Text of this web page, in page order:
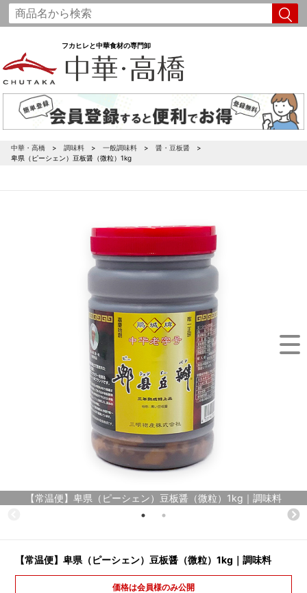
フカヒレと中華食材の専門卸
中華・高橋 調味料 一般調味料
醤・豆板醤
卑県（ピーシェン）豆板醤（微粒）1kg
【常温便】卑県（ピーシェン）豆板醤（微粒）1kg｜調味料
【常温便】卑県（ピーシェン）豆板醤（微粒）1kg｜調味料
価格は会員様のみ公開